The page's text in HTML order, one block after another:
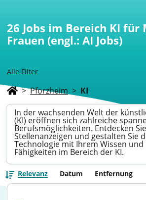
Alle Filter
26 Jobs im Bereich KI für
Frauen (engl.: AI Jobs)
> Pforzheim > KI
In der wachsenden Welt der
(KI) eröffnen sich zahlreiche
Berufsmöglichkeiten. Entdecken
Stellenanzeigen und gestalten Sie
Technologie mit Ihrem Wissen und
Fähigkeiten im Bereich der KI.
Relevanz Datum Entfernung